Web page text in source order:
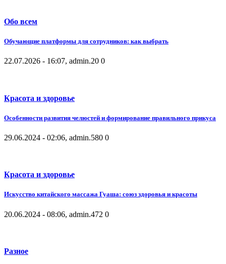
Обо всем
Обучающие платформы для сотрудников: как выбрать
22.07.2026 - 16:07, admin.20 0
Красота и здоровье
Особенности развития челюстей и формирование правильного прикуса
29.06.2024 - 02:06, admin.580 0
Красота и здоровье
Искусство китайского массажа Гуаша: союз здоровья и красоты
20.06.2024 - 08:06, admin.472 0
Разное